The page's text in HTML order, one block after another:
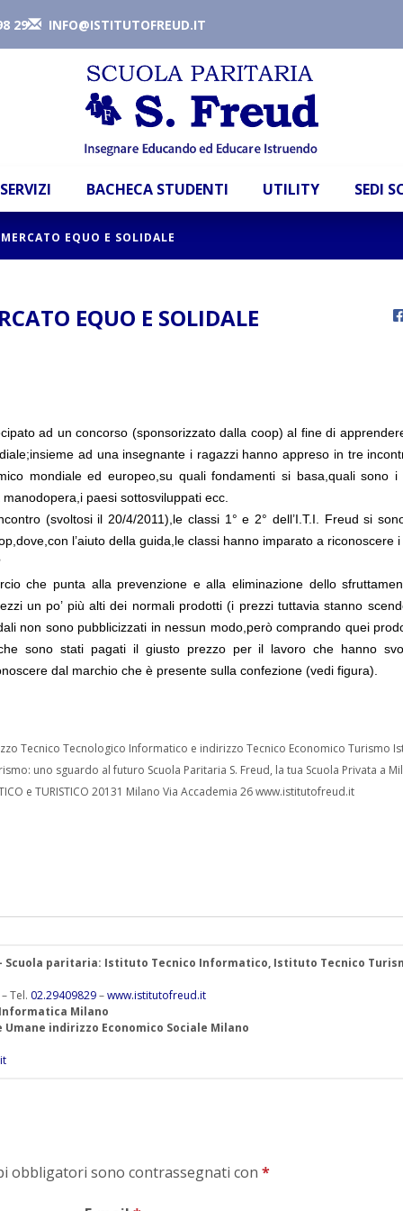
29 INFO@ISTITUTOFREUD.IT
SERVIZI BACHECA STUDENTI UTILITY SEDI
EQUO E SOLIDALE
EQUO E SOLIDALE
ad un concorso (sponsorizzato dalla coop) al fine di
ad una insegnante i ragazzi hanno appreso in tre
mondiale ed europeo,su quali fondamenti si basa,quali sono i
paesi sottosviluppati ecc.
(svoltosi il 20/4/2011),le classi 1° e 2° dell’I.T.I. Freud si
l’aiuto della guida,le classi hanno imparato a riconoscere
che punta alla prevenzione e alla eliminazione dello
un po’ più alti dei normali prodotti (i prezzi tuttavia stanno
non sono pubblicizzati in nessun modo,però comprando quei
sono stati pagati il giusto prezzo per il lavoro che hanno
dal marchio che è presente sulla confezione (vedi figura).
Tecnico Tecnologico Informatico e indirizzo Tecnico Economico Turismo
uno sguardo al futuro Scuola Paritaria S. Freud, la tua Scuola Privata a
e TURISTICO 20131 Milano Via Accademia 26 www.istitutofreud.it
Scuola paritaria: Istituto Tecnico Informatico, Istituto Tecnico
Tel. 02.29409829–www.istitutofreud.it
Milano
Umane indirizzo Economico Sociale Milano
obbligatori sono contrassegnati con *